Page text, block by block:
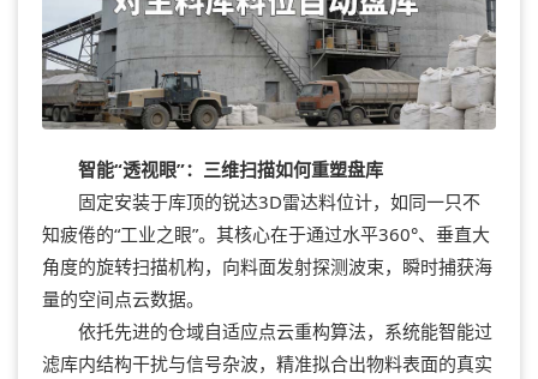
智能“透视眼”：三维扫描如何重塑盘库
固定安装于库顶的锐达3D雷达料位计，如同一只不
知疲倦的“工业之眼”。其核心在于通过水平360°、垂直大
角度的旋转扫描机构，向料面发射探测波束，瞬时捕获海
量的空间点云数据。
依托先进的仓域自适应点云重构算法，系统能智能过
滤库内结构干扰与信号杂波，精准拟合出物料表面的真实